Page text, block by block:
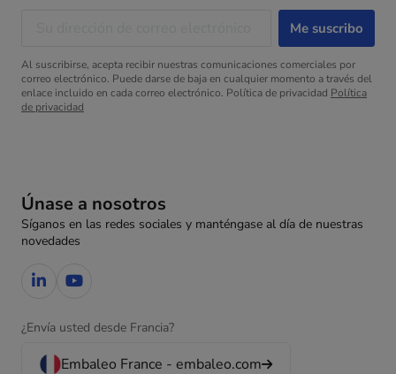
Únase a nosotros
Síganos en las redes sociales y manténgase al día de nuestras
novedades
¿Envía usted desde Francia?
Embaleo France - embaleo.com
Al suscribirse, acepta recibir nuestras comunicaciones comerciales por
correo electrónico. Puede darse de baja en cualquier momento a través del
enlace incluido en cada correo electrónico. Política de privacidad Política
de privacidad